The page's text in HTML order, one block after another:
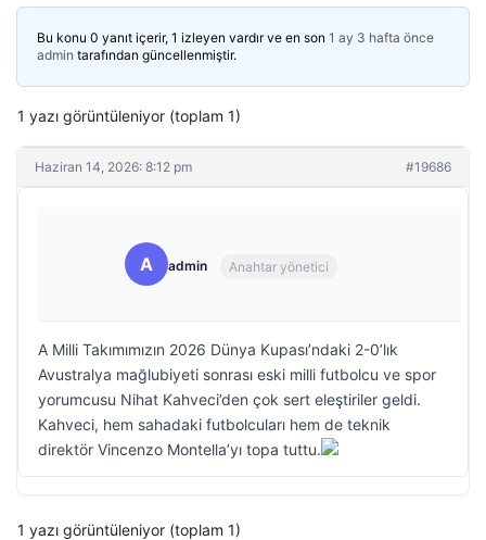
Bu konu 0 yanıt içerir, 1 izleyen vardır ve en son 1 ay 3 hafta önce
admin tarafından güncellenmiştir.
1 yazı görüntüleniyor (toplam 1)
Haziran 14, 2026: 8:12 pm #19686
A admin Anahtar yönetici
A Milli Takımımızın 2026 Dünya Kupası’ndaki 2-0’lık
Avustralya mağlubiyeti sonrası eski milli futbolcu ve spor
yorumcusu Nihat Kahveci’den çok sert eleştiriler geldi.
Kahveci, hem sahadaki futbolcuları hem de teknik
direktör Vincenzo Montella’yı topa tuttu.
1 yazı görüntüleniyor (toplam 1)